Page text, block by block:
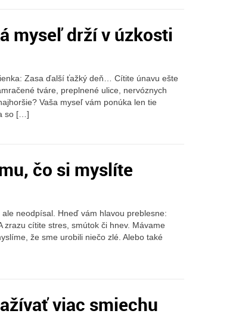
myseľ drží v úzkosti
Zasa ďalší ťažký deň… Cítite únavu ešte
tváre, preplnené ulice, nervóznych
Vaša myseľ vám ponúka len tie
so […]
čo si myslíte
neodpísal. Hneď vám hlavou preblesne:
zrazu cítite stres, smútok či hnev. Mávame
že sme urobili niečo zlé. Alebo také
viac smiechu